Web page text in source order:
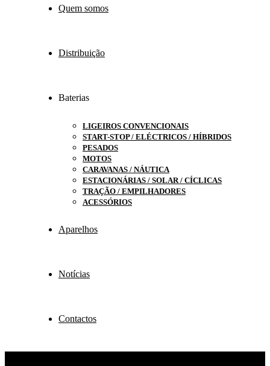
Quem somos
Distribuição
Baterias
LIGEIROS CONVENCIONAIS
START-STOP / ELÉCTRICOS / HÍBRIDOS
PESADOS
MOTOS
CARAVANAS / NÁUTICA
ESTACIONÁRIAS / SOLAR / CÍCLICAS
TRAÇÃO / EMPILHADORES
ACESSÓRIOS
Aparelhos
Notícias
Contactos